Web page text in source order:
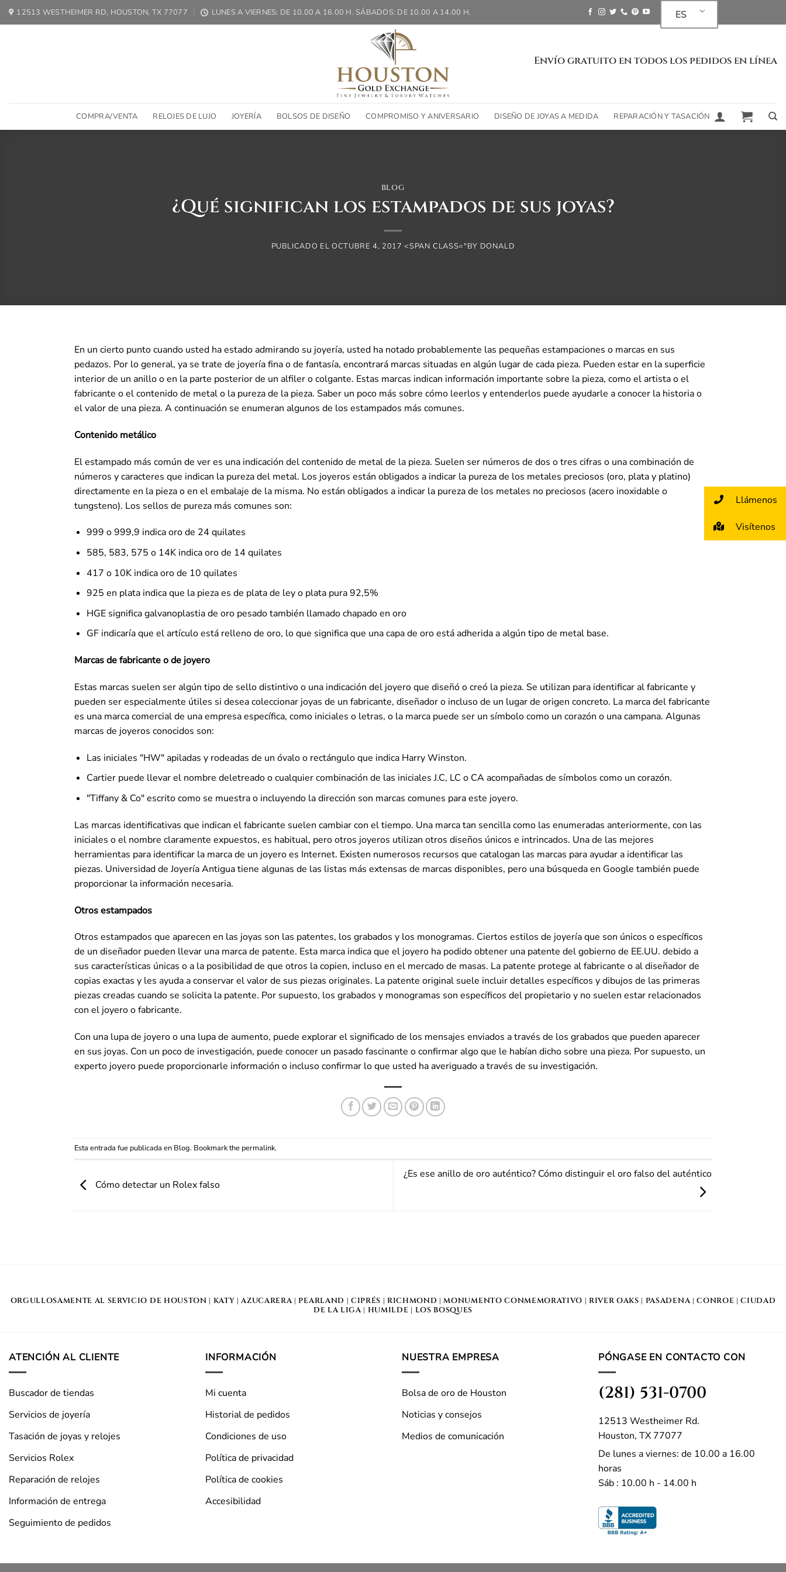
12513 WESTHEIMER RD, HOUSTON, TX 77077 LUNES A VIERNES: DE 10.00 A 16.00 H. SÁBADOS: DE 10.00 A 14.00 H. ES
Envío gratuito en todos los pedidos en línea
COMPRA/VENTA RELOJES DE LUJO JOYERÍA BOLSOS DE DISEÑO COMPROMISO Y ANIVERSARIO DISEÑO DE JOYAS A MEDIDA REPARACIÓN Y TASACIÓN
BLOG
¿Qué significan los estampados de sus joyas?
PUBLICADO EL OCTUBRE 4, 2017 <SPAN CLASS="BY DONALD
En un cierto punto cuando usted ha estado admirando su joyería, usted ha notado probablemente las pequeñas estampaciones o marcas en sus
pedazos. Por lo general, ya se trate de joyería fina o de fantasía, encontrará marcas situadas en algún lugar de cada pieza. Pueden estar en la superficie
interior de un anillo o en la parte posterior de un alfiler o colgante. Estas marcas indican información importante sobre la pieza, como el artista o el
fabricante o el contenido de metal o la pureza de la pieza. Saber un poco más sobre cómo leerlos y entenderlos puede ayudarle a conocer la historia o
el valor de una pieza. A continuación se enumeran algunos de los estampados más comunes.
Contenido metálico
El estampado más común de ver es una indicación del contenido de metal de la pieza. Suelen ser números de dos o tres cifras o una combinación de
números y caracteres que indican la pureza del metal. Los joyeros están obligados a indicar la pureza de los metales preciosos (oro, plata y platino)
directamente en la pieza o en el embalaje de la misma. No están obligados a indicar la pureza de los metales no preciosos (acero inoxidable o
tungsteno). Los sellos de pureza más comunes son:
999 o 999,9 indica oro de 24 quilates
585, 583, 575 o 14K indica oro de 14 quilates
417 o 10K indica oro de 10 quilates
925 en plata indica que la pieza es de plata de ley o plata pura 92,5%
HGE significa galvanoplastia de oro pesado también llamado chapado en oro
GF indicaría que el artículo está relleno de oro, lo que significa que una capa de oro está adherida a algún tipo de metal base.
Marcas de fabricante o de joyero
Estas marcas suelen ser algún tipo de sello distintivo o una indicación del joyero que diseñó o creó la pieza. Se utilizan para identificar al fabricante y
pueden ser especialmente útiles si desea coleccionar joyas de un fabricante, diseñador o incluso de un lugar de origen concreto. La marca del fabricante
es una marca comercial de una empresa específica, como iniciales o letras, o la marca puede ser un símbolo como un corazón o una campana. Algunas
marcas de joyeros conocidos son:
Las iniciales "HW" apiladas y rodeadas de un óvalo o rectángulo que indica Harry Winston.
Cartier puede llevar el nombre deletreado o cualquier combinación de las iniciales J.C, LC o CA acompañadas de símbolos como un corazón.
"Tiffany & Co" escrito como se muestra o incluyendo la dirección son marcas comunes para este joyero.
Las marcas identificativas que indican el fabricante suelen cambiar con el tiempo. Una marca tan sencilla como las enumeradas anteriormente, con las
iniciales o el nombre claramente expuestos, es habitual, pero otros joyeros utilizan otros diseños únicos e intrincados. Una de las mejores
herramientas para identificar la marca de un joyero es Internet. Existen numerosos recursos que catalogan las marcas para ayudar a identificar las
piezas. Universidad de Joyería Antiguatiene algunas de las listas más extensas de marcas disponibles, pero una búsqueda en Google también puede
proporcionar la información necesaria.
Otros estampados
Otros estampados que aparecen en las joyas son las patentes, los grabados y los monogramas. Ciertos estilos de joyería que son únicos o específicos
de un diseñador pueden llevar una marca de patente. Esta marca indica que el joyero ha podido obtener una patente del gobierno de EE.UU. debido a
sus características únicas o a la posibilidad de que otros la copien, incluso en el mercado de masas. La patente protege al fabricante o al diseñador de
copias exactas y les ayuda a conservar el valor de sus piezas originales. La patente original suele incluir detalles específicos y dibujos de las primeras
piezas creadas cuando se solicita la patente. Por supuesto, los grabados y monogramas son específicos del propietario y no suelen estar relacionados
con el joyero o fabricante.
Con una lupa de joyero o una lupa de aumento, puede explorar el significado de los mensajes enviados a través de los grabados que pueden aparecer
en sus joyas. Con un poco de investigación, puede conocer un pasado fascinante o confirmar algo que le habían dicho sobre una pieza. Por supuesto, un
experto joyero puede proporcionarle información o incluso confirmar lo que usted ha averiguado a través de su investigación.
Esta entrada fue publicada en Blog. Bookmark the permalink.
Cómo detectar un Rolex falso
¿Es ese anillo de oro auténtico? Cómo distinguir el oro falso del auténtico
ORGULLOSAMENTE AL SERVICIO DE HOUSTON | KATY |AZUCARERA | PEARLAND | CIPRÉS | RICHMOND |MONUMENTO CONMEMORATIVO | RIVER OAKS | PASADENA |CONROE |CIUDAD
DE LA LIGA | HUMILDE | LOS BOSQUES
ATENCIÓN AL CLIENTE
Buscador de tiendas
Servicios de joyería
Tasación de joyas y relojes
Servicios Rolex
Reparación de relojes
Información de entrega
Seguimiento de pedidos
INFORMACIÓN
Mi cuenta
Historial de pedidos
Condiciones de uso
Política de privacidad
Política de cookies
Accesibilidad
NUESTRA EMPRESA
Bolsa de oro de Houston
Noticias y consejos
Medios de comunicación
PÓNGASE EN CONTACTO CON
(281) 531-0700
12513 Westheimer Rd.
Houston, TX 77077
De lunes a viernes: de 10.00 a 16.00
horas
Sáb : 10.00 h - 14.00 h
Llámenos
Visítenos